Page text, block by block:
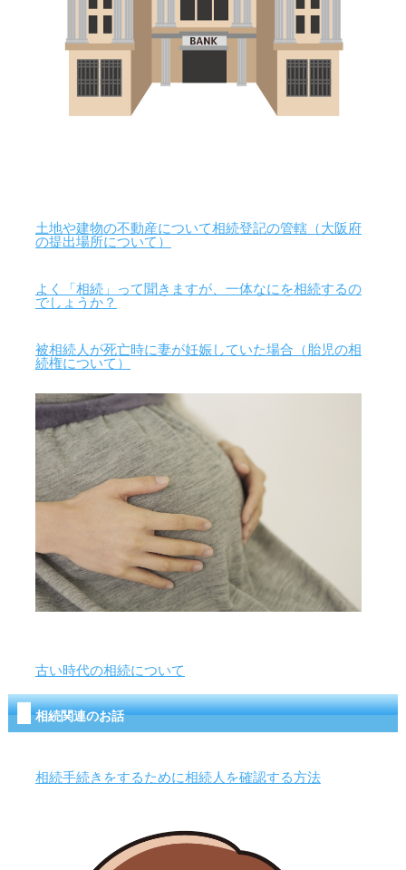
土地や建物の不動産について相続登記の管轄（大阪府
の提出場所について）
よく「相続」って聞きますが、一体なにを相続するの
でしょうか？
被相続人が死亡時に妻が妊娠していた場合（胎児の相
続権について）
古い時代の相続について
相続関連のお話
相続手続きをするために相続人を確認する方法